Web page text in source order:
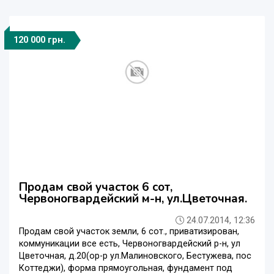
120 000 грн.
Продам свой участок 6 сот,
Червоногвардейский м-н, ул.Цветочная.
24.07.2014, 12:36
Продам свой участок земли, 6 сот., приватизирован,
коммуникации все есть, Червоногвардейский р-н, ул
Цветочная, д.20(ор-р ул.Малиновского, Бестужева, пос
Коттеджи), форма прямоугольная, фундамент под